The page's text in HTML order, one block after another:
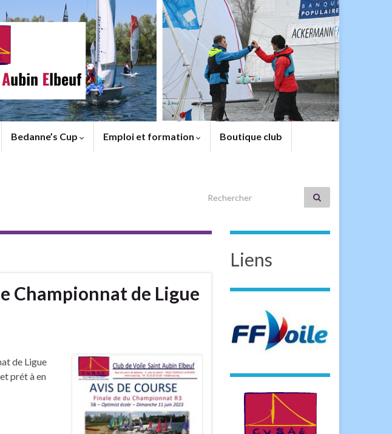
Bedanne’s Cup Emploi et formation Boutique club
Search for:
Championnat de Ligue
de Ligue
prét à en
Liens